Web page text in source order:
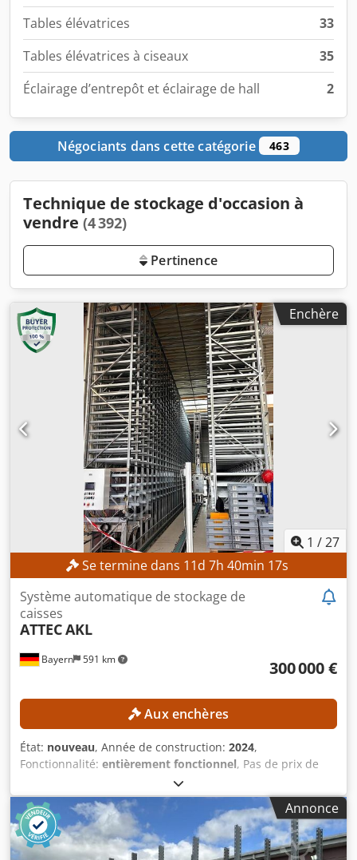
Tables élévatrices
33
Tables élévatrices à ciseaux
35
Éclairage d’entrepôt et éclairage de hall
2
Négociants dans cette catégorie 463
Technique de stockage d'occasion à
vendre (4 392)
Pertinence
Enchère
1 /27
Se termine dans 11d 7h 40min 15s
Bayern 591 km
Système automatique de stockage de
caisses
ATTECAKL
300 000 €
Aux enchères
État: nouveau, Année de construction: 2024,
Fonctionnalité: entièrement fonctionnel, Pas de prix de
réserve – vente garantie au plus offrant ! L'installation a
été acquise en 2024 et, en raison d'un surplus de
commandes, n'a pas encore été mise en service ! Le prix
d'achat initial de l'installation était de 672 000 €, TVA
comprise ! Selon la documentation, la fabrication du
Annonce